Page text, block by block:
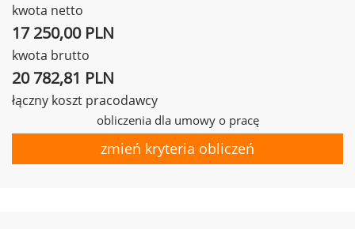
kwota netto
17 250,00 PLN
kwota brutto
20 782,81 PLN
łączny koszt pracodawcy
obliczenia dla umowy o pracę
zmień kryteria obliczeń